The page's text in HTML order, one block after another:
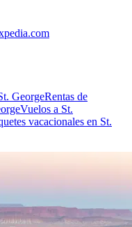
GeorgeRentas de
Vuelos a St.
vacacionales en St.